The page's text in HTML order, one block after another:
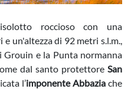
roccioso con una
un'altezza di 92 metri s.l.m.,
e la Punta normanna
dal santo protettore San
l’imponente Abbazia che